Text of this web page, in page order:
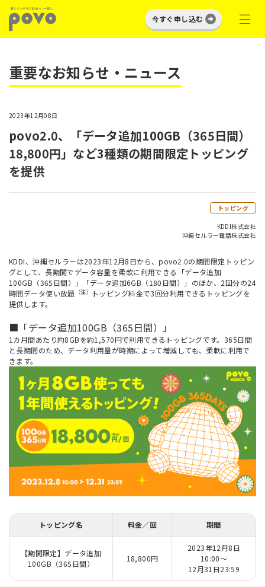
今すぐ申し込む
重要なお知らせ・ニュース
2023年12月08日
povo2.0、「データ追加100GB（365日間）
18,800円」など3種類の期間限定トッピング
を提供
トッピング
KDDI株式会社
沖縄セルラー電話株式会社
KDDI、沖縄セルラーは2023年12月8日から、povo2.0の期間限定トッピン
グとして、長期間でデータ容量を柔軟に利用できる「データ追加
100GB（365日間）」「データ追加6GB（180日間）」のほか、2回分の24
時間データ使い放題 （注）
トッピング料金で3回分利用できるトッピングを
提供します。
■「データ追加100GB（365日間）」
1カ月間あたり約8GBを約1,570円で利用できるトッピングです。365日間
と長期間のため、データ利用量が時期によって増減しても、柔軟に利用で
きます。
トッピング名 料金／回 期間
【期間限定】データ追加
100GB（365日間）
18,800円
2023年12月8日
10:00～
12月31日23:59